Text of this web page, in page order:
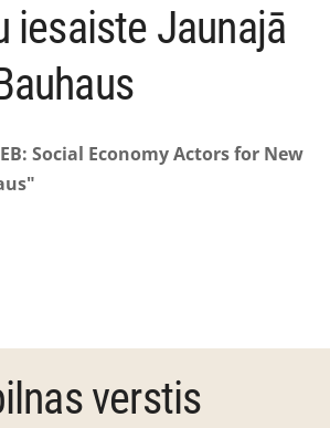
iesaiste Jaunajā
Social Economy Actors for New
verstis